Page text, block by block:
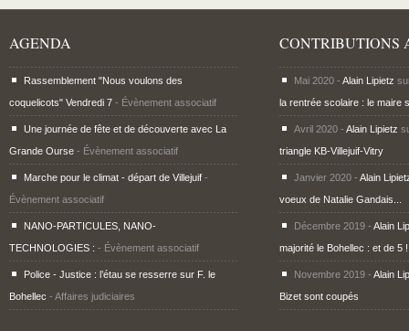
AGENDA
Rassemblement "Nous voulons des
coquelicots" Vendredi 7 - Évènement associatif
Une journée de fête et de découverte avec La
Grande Ourse - Évènement associatif
Marche pour le climat - départ de Villejuif -
Évènement associatif
NANO-PARTICULES, NANO-
TECHNOLOGIES : - Évènement associatif
Police - Justice : l’étau se resserre sur F. le
Bohellec - Affaires judiciaires
CONTRIBUTIONS
Mai 2020 - Alain Lipietz
la rentrée scolaire : le maire
Avril 2020 - Alain Lipietz
triangle KB-Villejuif-Vitry
Janvier 2020 - Alain
voeux de Natalie Gandais...
Décembre 2019 - Alain
majorité le Bohellec : et de 5 !
Novembre 2019 - Alain
Bizet sont coupés